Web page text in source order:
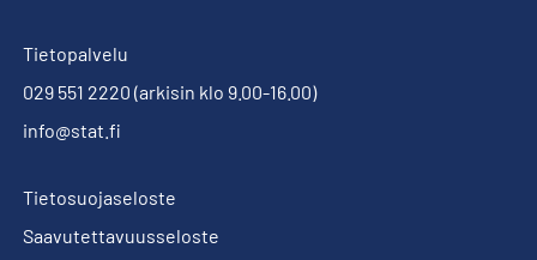
Tietopalvelu
029 551 2220 (arkisin klo 9.00-16.00)
info@stat.fi
Tietosuojaseloste
Saavutettavuusseloste